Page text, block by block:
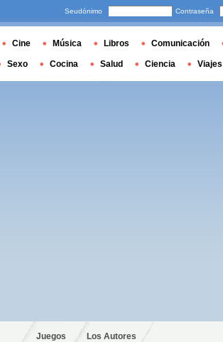
Juegos Los Autores
Seudónimo Contraseña
Cine Música Libros Comunicación
Sexo Cocina Salud Ciencia Viajes